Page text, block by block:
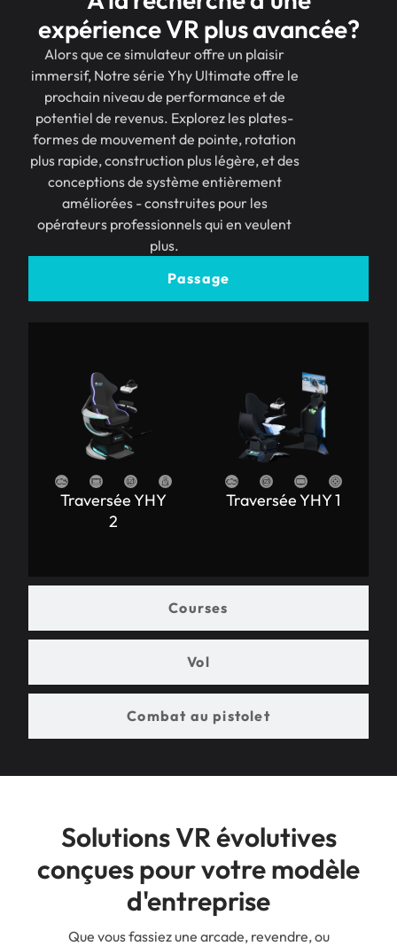
expérience VR plus avancée?
Alors que ce simulateur offre un plaisir
immersif, Notre série Yhy Ultimate offre le
prochain niveau de performance et de
potentiel de revenus. Explorez les plates-
formes de mouvement de pointe, rotation
plus rapide, construction plus légère, et des
conceptions de système entièrement
améliorées - construites pour les
opérateurs professionnels qui en veulent
plus.
Passage
Courses
Vol
Combat au pistolet
Traversée YHY
2
Traversée YHY 1
Solutions VR évolutives
conçues pour votre modèle
d'entreprise
Que vous fassiez une arcade, revendre, ou